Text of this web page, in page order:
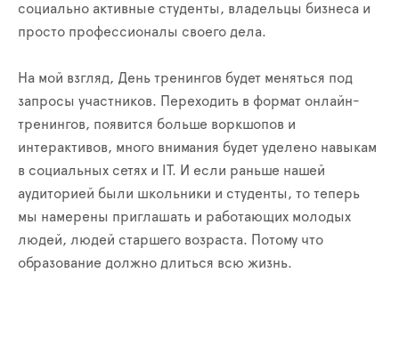
социально активные студенты, владельцы бизнеса и
просто профессионалы своего дела.
На мой взгляд, День тренингов будет меняться под
запросы участников. Переходить в формат онлайн-
тренингов, появится больше воркшопов и
интерактивов, много внимания будет уделено навыкам
в социальных сетях и IT. И если раньше нашей
аудиторией были школьники и студенты, то теперь
мы намерены приглашать и работающих молодых
людей, людей старшего возраста. Потому что
образование должно длиться всю жизнь.